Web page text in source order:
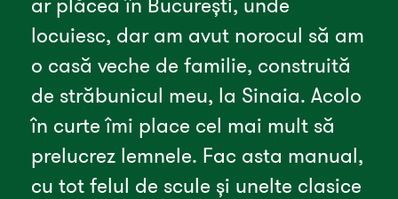
locuiesc, dar am avut norocul să am
o casă veche de familie, construită
de străbunicul meu, la Sinaia. Acolo
în curte îmi place cel mai mult să
prelucrez lemnele. Fac asta manual,
cu tot felul de scule și unelte clasice